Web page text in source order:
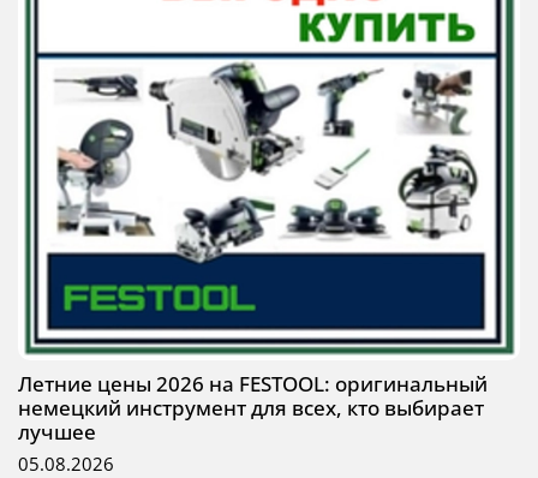
Летние цены 2026 на FESTOOL: оригинальный
немецкий инструмент для всех, кто выбирает
лучшее
05.08.2026